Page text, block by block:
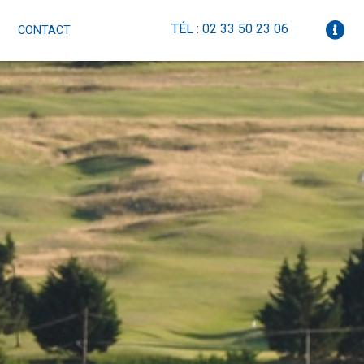
CONTACT TÉL : 02 33 50 23 06